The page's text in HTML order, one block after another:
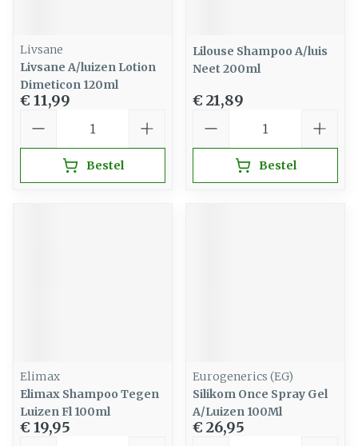
Livsane
Livsane A/luizen Lotion
Dimeticon 120ml
€ 11,99
Bestel
Lilouse Shampoo A/luis
Neet 200ml
€ 21,89
Bestel
Elimax
Elimax Shampoo Tegen
Luizen Fl 100ml
€ 19,95
Eurogenerics (EG)
Silikom Once Spray Gel
A/Luizen 100Ml
€ 26,95